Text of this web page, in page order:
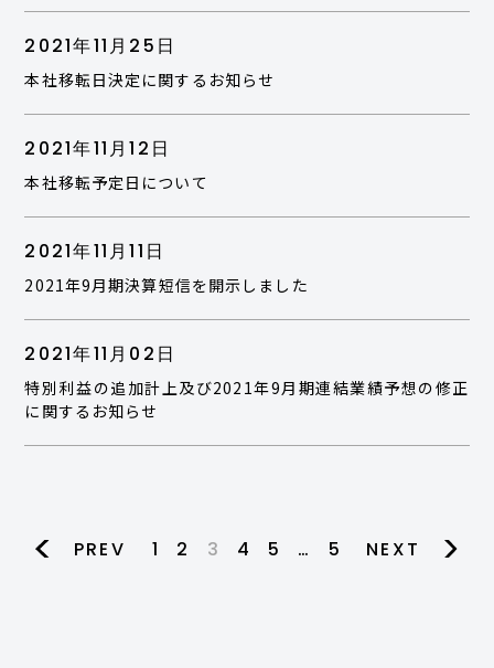
2021年11月25日
本社移転日決定に関するお知らせ
2021年11月12日
本社移転予定日について
2021年11月11日
2021年9月期決算短信を開示しました
2021年11月02日
特別利益の追加計上及び2021年9月期連結業績予想の修正
に関するお知らせ
PREV 1 2 3 4 5 … 5 NEXT